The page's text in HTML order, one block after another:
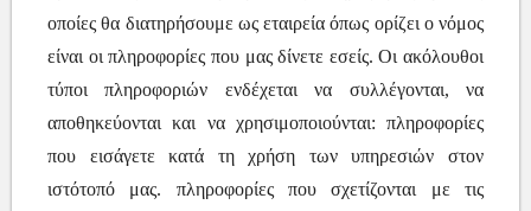
οποίες θα διατηρήσουμε ως εταιρεία όπως ορίζει ο νόμος
είναι οι πληροφορίες που μας δίνετε εσείς. Οι ακόλουθοι
τύποι πληροφοριών ενδέχεται να συλλέγονται, να
αποθηκεύονται και να χρησιμοποιούνται: πληροφορίες
που εισάγετε κατά τη χρήση των υπηρεσιών στον
ιστότοπό μας. πληροφορίες που σχετίζονται με τις